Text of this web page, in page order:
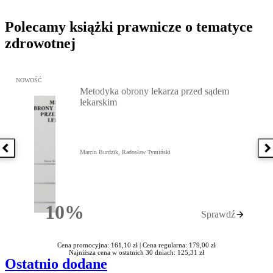
Polecamy książki prawnicze o tematyce
zdrowotnej
Poprzednia książka
Przejdź do: Metodyka obrony lekarza przed sądem lekarskim,
NOWOŚĆ
10%Rabatu
Metodyka obrony lekarza przed sądem
lekarskim
Marcin Burdzik, Radosław Tymiński
Sprawdź
Cena promocyjna: 161,10 zł | Cena regularna: 179,00 zł
Najniższa cena w ostatnich 30 dniach: 125,31 zł
Ostatnio dodane